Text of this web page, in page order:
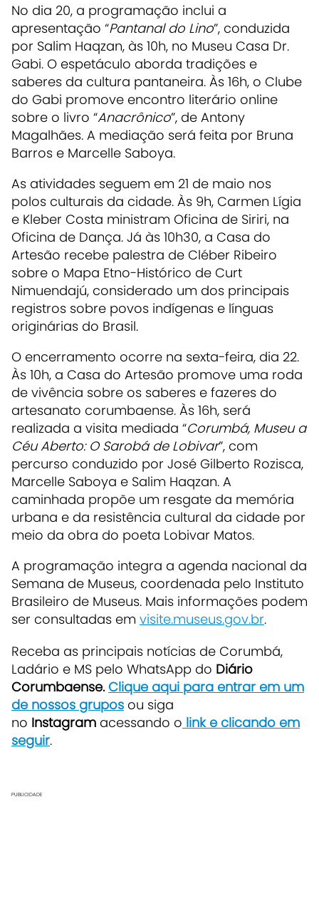
No dia 20, a programação inclui a
apresentação “Pantanal do Lino”, conduzida
por Salim Haqzan, às 10h, no Museu Casa Dr.
Gabi. O espetáculo aborda tradições e
saberes da cultura pantaneira. Às 16h, o Clube
do Gabi promove encontro literário online
sobre o livro “Anacrônico”, de Antony
Magalhães. A mediação será feita por Bruna
Barros e Marcelle Saboya.
As atividades seguem em 21 de maio nos
polos culturais da cidade. Às 9h, Carmen Lígia
e Kleber Costa ministram Oficina de Siriri, na
Oficina de Dança. Já às 10h30, a Casa do
Artesão recebe palestra de Cléber Ribeiro
sobre o Mapa Etno-Histórico de Curt
Nimuendajú, considerado um dos principais
registros sobre povos indígenas e línguas
originárias do Brasil.
O encerramento ocorre na sexta-feira, dia 22.
Às 10h, a Casa do Artesão promove uma roda
de vivência sobre os saberes e fazeres do
artesanato corumbaense. Às 16h, será
realizada a visita mediada “Corumbá, Museu a
Céu Aberto: O Sarobá de Lobivar”, com
percurso conduzido por José Gilberto Rozisca,
Marcelle Saboya e Salim Haqzan. A
caminhada propõe um resgate da memória
urbana e da resistência cultural da cidade por
meio da obra do poeta Lobivar Matos.
A programação integra a agenda nacional da
Semana de Museus, coordenada pelo Instituto
Brasileiro de Museus. Mais informações podem
ser consultadas em visite.museus.gov.br.
Receba as principais notícias de Corumbá,
Ladário e MS pelo WhatsApp do Diário
Corumbaense. Clique aqui para entrar em um
de nossos grupos ou siga
no Instagram acessando o link e clicando em
seguir.
PUBLICIDADE